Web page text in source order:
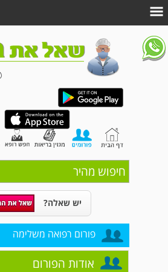
חיפוש מהיר
יש שאלה?
פורום רפואה משלימה
אודות הפורום